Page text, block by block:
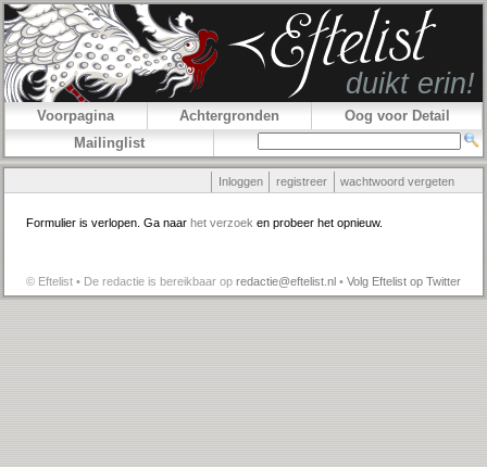
Voorpagina Achtergronden
Oog voor Detail
Mailinglist
Inloggen registreer wachtwoord vergeten
Formulier is verlopen. Ga naar het verzoek en probeer het opnieuw.
© Eftelist • De redactie is bereikbaar op redactie@eftelist.nl • Volg Eftelist op Twitter